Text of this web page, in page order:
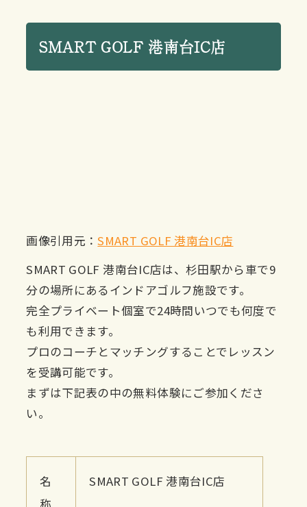
SMART GOLF 港南台IC店
画像引用元：SMART GOLF 港南台IC店
SMART GOLF 港南台IC店は、杉田駅から車で9
分の場所にあるインドアゴルフ施設です。
完全プライベート個室で24時間いつでも何度で
も利用できます。
プロのコーチとマッチングすることでレッスン
を受講可能です。
まずは下記表の中の無料体験にご参加くださ
い。
名
称
SMART GOLF 港南台IC店